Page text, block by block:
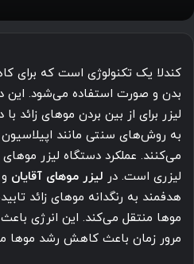
کندلا یک تکنولوژی است که برای
بدن و صورت استفاده می‌شود. این
لیزر برای از بین بردن موهای زائد
به روش‌های سنتی مانند اپیلاسیون
می‌کنند. عملکرد دستگاه لیزر موهای
لیزری است. در لیزر موهای آقایان
هدفمند به رنگدانه موهای زائد
موها منتقل می‌کند. این انرژی
مرور زمان باعث کاهش رشد موها